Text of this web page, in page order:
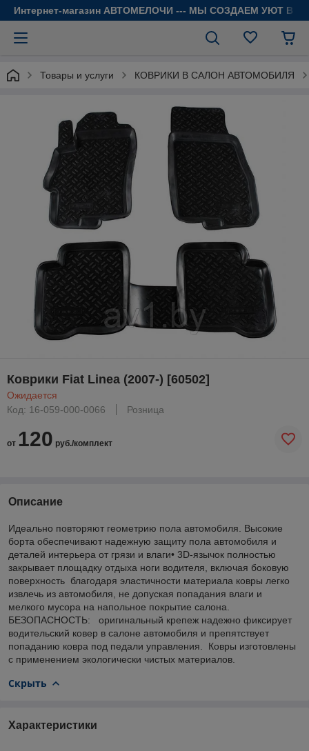
Интернет-магазин АВТОМЕЛОЧИ --- МЫ СОЗДАЕМ УЮТ В
Товары и услуги КОВРИКИ В САЛОН АВТОМОБИЛЯ
Коврики Fiat Linea (2007-) [60502]
Ожидается
Код: 16-059-000-0066
Розница
от 120 руб./комплект
Описание
Идеально повторяют геометрию пола автомобиля. Высокие
борта обеспечивают надежную защиту пола автомобиля и
деталей интерьера от грязи и влаги• 3D-язычок полностью
закрывает площадку отдыха ноги водителя, включая боковую
поверхность благодаря эластичности материала ковры легко
извлечь из автомобиля, не допуская попадания влаги и
мелкого мусора на напольное покрытие салона.
БЕЗОПАСНОСТЬ: оригинальный крепеж надежно фиксирует
водительский ковер в салоне автомобиля и препятствует
попаданию ковра под педали управления. Ковры изготовлены
с применением экологически чистых материалов.
Скрыть
Характеристики